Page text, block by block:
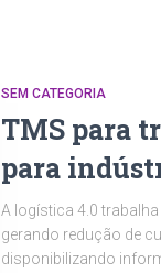
SEM CATEGORIA
TMS para
para
A logística 4.0
gerando redução de
disponibilizando